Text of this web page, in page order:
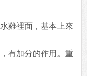
雞裡面，基本上來
有加分的作用。重